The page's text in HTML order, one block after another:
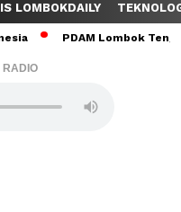
LOMBOKDAILY
PDAM Lombok Tengah
RADIO